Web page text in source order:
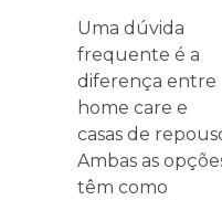
Uma dúvida
frequente é a
diferença entre
home care e
casas de
Ambas as
têm como